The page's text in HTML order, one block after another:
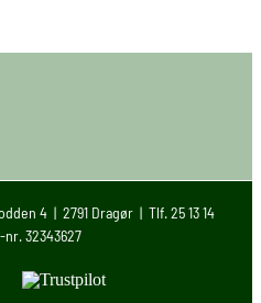
4 | 2791 Dragør | Tlf. 25 13 14
nr. 32343627
Trustpilot